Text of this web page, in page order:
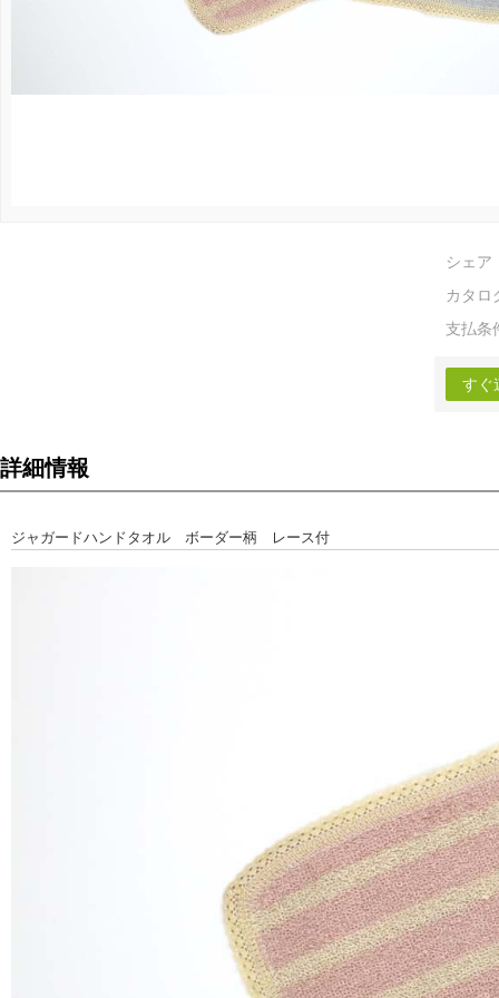
シェア
カタロ
支払条
すぐ
詳細情報
ジャガードハンドタオル ボーダー柄 レース付